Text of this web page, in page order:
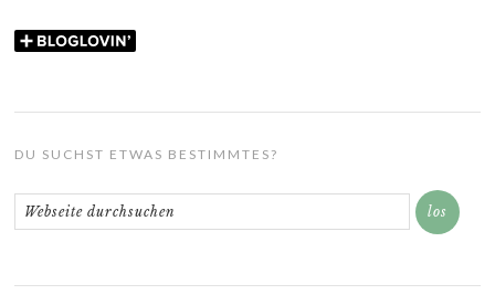
DU SUCHST ETWAS BESTIMMTES?